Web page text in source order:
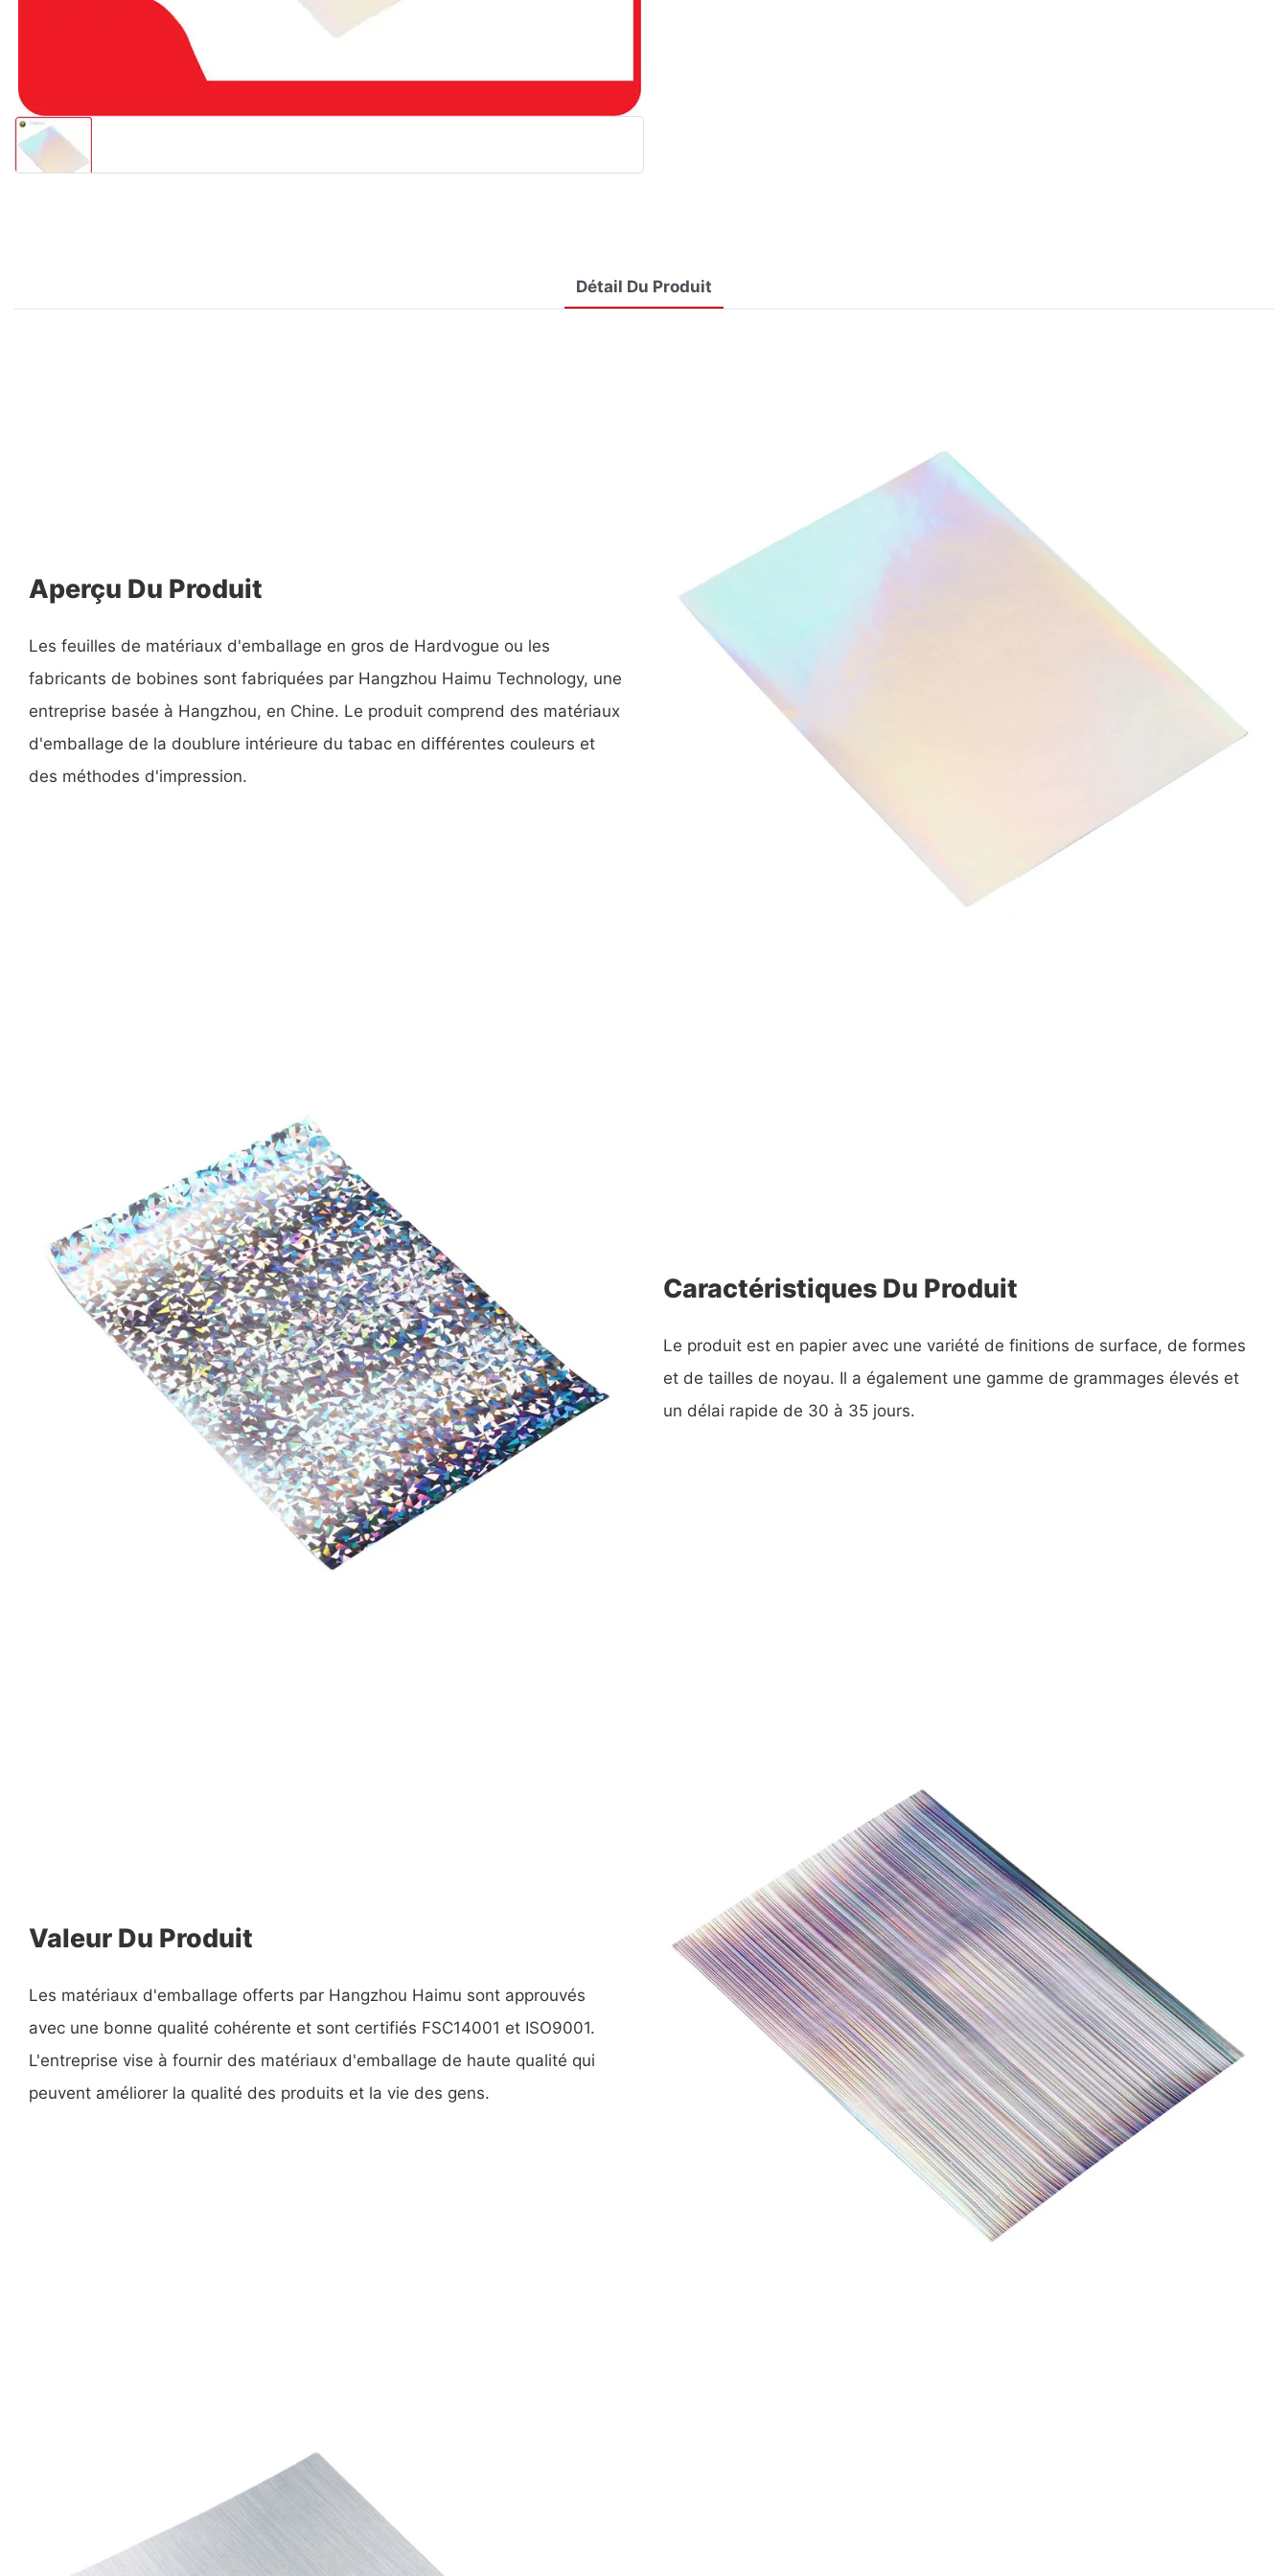
Détail Du Produit
Aperçu Du Produit
Les feuilles de matériaux d'emballage en gros de Hardvogue ou les
fabricants de bobines sont fabriquées par Hangzhou Haimu Technology, une
entreprise basée à Hangzhou, en Chine. Le produit comprend des matériaux
d'emballage de la doublure intérieure du tabac en différentes couleurs et
des méthodes d'impression.
Caractéristiques Du Produit
Le produit est en papier avec une variété de finitions de surface, de formes
et de tailles de noyau. Il a également une gamme de grammages élevés et
un délai rapide de 30 à 35 jours.
Valeur Du Produit
Les matériaux d'emballage offerts par Hangzhou Haimu sont approuvés
avec une bonne qualité cohérente et sont certifiés FSC14001 et ISO9001.
L'entreprise vise à fournir des matériaux d'emballage de haute qualité qui
peuvent améliorer la qualité des produits et la vie des gens.